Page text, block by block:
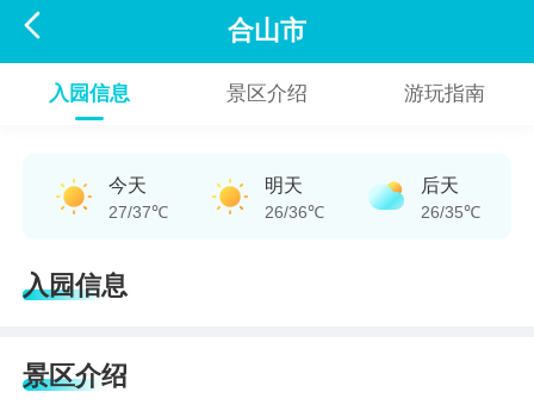
 合山市
入园信息 景区介绍 游玩指南
今天
27/37℃
明天
26/36℃
后天
26/35℃
入园信息
景区介绍